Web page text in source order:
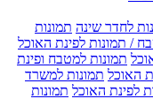
לחדר שינה תמונות
/ תמונות לפינת האוכל
תמונות למטבח ופינת
האוכל תמונות למשרד
לפינת האוכל תמונות